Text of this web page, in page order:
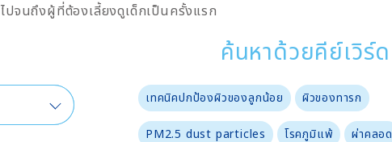
ไปจนถึงผู้ที่ต้องเลี้ยงดูเด็กเป็นครั้งแรก
ค้นหาด้วยคีย์เวิร์ด
เทคนิคปกป้องผิวของลูกน้อย ผิวของทารก
PM2.5 dust particles โรคภูมิแพ้ ผ่าคลอด